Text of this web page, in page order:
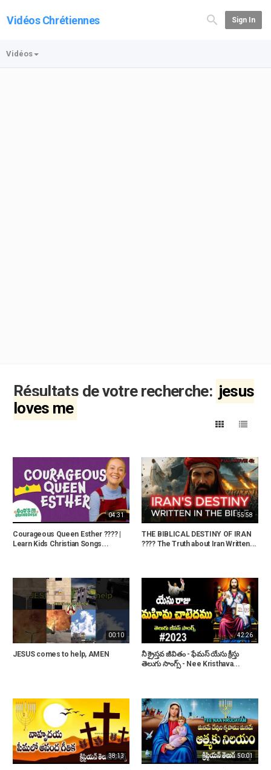
Vidéos Chrétiennes Sign In
Vidéos
Résultats de votre recherche: jesus
loves me
04:31
Courageous Queen Esther ???? |
Learn Kids Christian Songs...
55:58
THE BIBLICAL DESTINY OF IRAN
???? The Truth about Iran Written...
00:10
JESUS comes to help, AMEN
42:26
నీ క్రైస్తవ జీవితం - ఫేమస్ యేసు క్రీస్తు
తెలుగు సాంగ్స్ - Nee Kristhava...
38:13 50:01